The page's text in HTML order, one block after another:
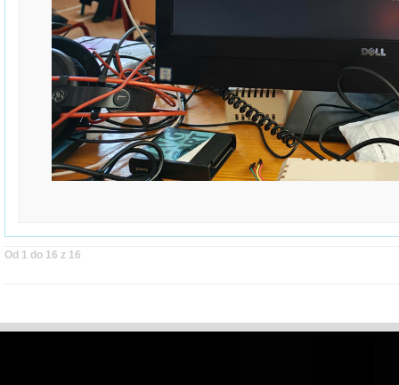
Od 1 do 16 z 16